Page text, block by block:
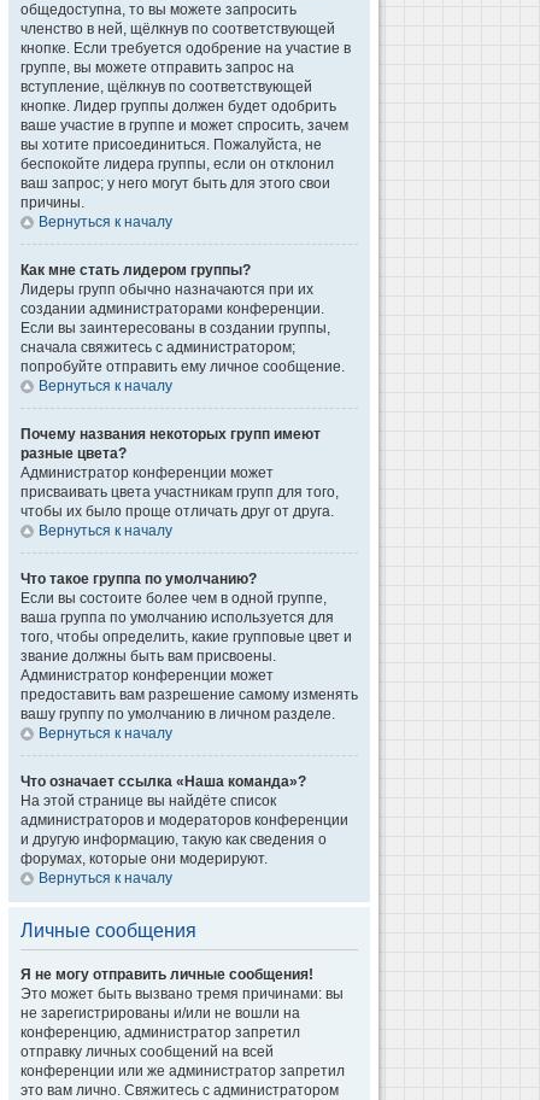
общедоступна, то вы можете запросить
членство в ней, щёлкнув по соответствующей
кнопке. Если требуется одобрение на участие в
группе, вы можете отправить запрос на
вступление, щёлкнув по соответствующей
кнопке. Лидер группы должен будет одобрить
ваше участие в группе и может спросить, зачем
вы хотите присоединиться. Пожалуйста, не
беспокойте лидера группы, если он отклонил
ваш запрос; у него могут быть для этого свои
причины.
Вернуться к началу
Как мне стать лидером группы?
Лидеры групп обычно назначаются при их
создании администраторами конференции.
Если вы заинтересованы в создании группы,
сначала свяжитесь с администратором;
попробуйте отправить ему личное сообщение.
Вернуться к началу
Почему названия некоторых групп имеют
разные цвета?
Администратор конференции может
присваивать цвета участникам групп для того,
чтобы их было проще отличать друг от друга.
Вернуться к началу
Что такое группа по умолчанию?
Если вы состоите более чем в одной группе,
ваша группа по умолчанию используется для
того, чтобы определить, какие групповые цвет и
звание должны быть вам присвоены.
Администратор конференции может
предоставить вам разрешение самому изменять
вашу группу по умолчанию в личном разделе.
Вернуться к началу
Что означает ссылка «Наша команда»?
На этой странице вы найдёте список
администраторов и модераторов конференции
и другую информацию, такую как сведения о
форумах, которые они модерируют.
Вернуться к началу
Личные сообщения
Я не могу отправить личные сообщения!
Это может быть вызвано тремя причинами: вы
не зарегистрированы и/или не вошли на
конференцию, администратор запретил
отправку личных сообщений на всей
конференции или же администратор запретил
это вам лично. Свяжитесь с администратором